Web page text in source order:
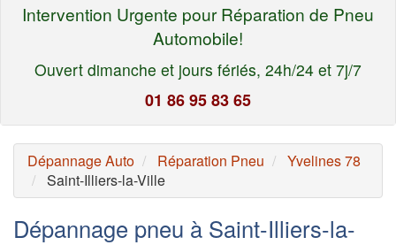
Intervention Urgente pour Réparation de Pneu
Automobile!
Ouvert dimanche et jours fériés, 24h/24 et 7j/7
01 86 95 83 65
Dépannage Auto Réparation Pneu
Yvelines 78
Saint-Illiers-la-Ville
Dépannage pneu à Saint-Illiers-la-